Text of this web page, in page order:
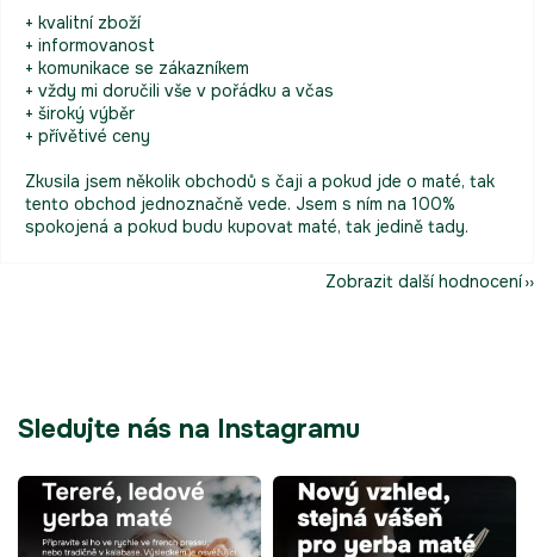
+ kvalitní zboží
+ informovanost
+ komunikace se zákazníkem
+ vždy mi doručili vše v pořádku a včas
+ široký výběr
+ přívětivé ceny
Zkusila jsem několik obchodů s čaji a pokud jde o maté, tak
tento obchod jednoznačně vede. Jsem s ním na 100%
spokojená a pokud budu kupovat maté, tak jedině tady.
Zobrazit další hodnocení
Sledujte nás na Instagramu